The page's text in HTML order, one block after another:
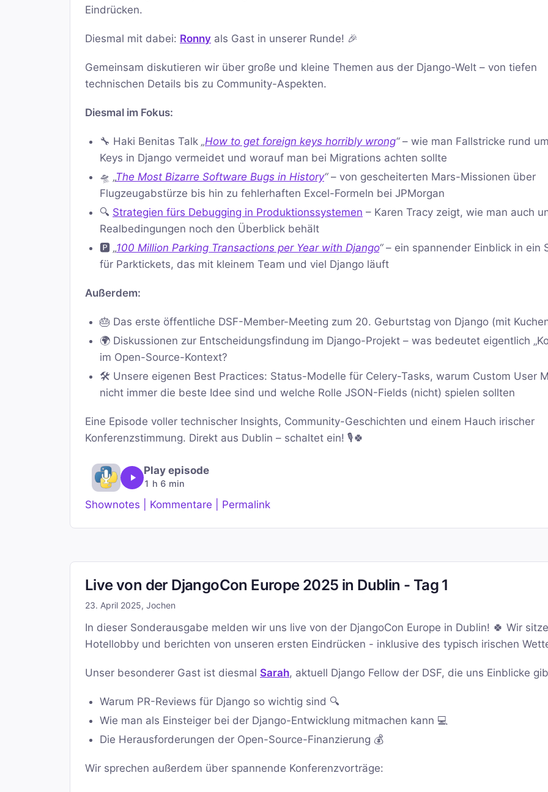
Eindrücken.
Diesmal mit dabei: Ronny als Gast in unserer Runde! 🎉
Gemeinsam diskutieren wir über große und kleine Themen aus der Django-Welt – von tiefen
technischen Details bis zu Community-Aspekten.
Diesmal im Fokus:
🔧 Haki Benitas Talk „How to get foreign keys horribly wrong“– wie man Fallstricke rund
Keys in Django vermeidet und worauf man bei Migrations achten sollte
🛸 „The Most Bizarre Software Bugs in History“– von gescheiterten Mars-Missionen über
Flugzeugabstürze bis hin zu fehlerhaften Excel-Formeln bei JPMorgan
🔍 Strategien fürs Debugging in Produktionssystemen – Karen Tracy zeigt, wie man auch
Realbedingungen noch den Überblick behält
🅿️ „100 Million Parking Transactions per Year with Django“– ein spannender Einblick in ein
für Parktickets, das mit kleinem Team und viel Django läuft
Außerdem:
🎂 Das erste öffentliche DSF-Member-Meeting zum 20. Geburtstag von Django (mit
🌍 Diskussionen zur Entscheidungsfindung im Django-Projekt – was bedeutet eigentlich
im Open-Source-Kontext?
🛠️ Unsere eigenen Best Practices: Status-Modelle für Celery-Tasks, warum Custom User
nicht immer die beste Idee sind und welche Rolle JSON-Fields (nicht) spielen sollten
Eine Episode voller technischer Insights, Community-Geschichten und einem Hauch irischer
Konferenzstimmung. Direkt aus Dublin – schaltet ein! 🎙️🍀
Play episode
1 h 6 min
Shownotes | Kommentare | Permalink
Live von der DjangoCon Europe 2025 in Dublin - Tag 1
23. April 2025, Jochen
In dieser Sonderausgabe melden wir uns live von der DjangoCon Europe in Dublin! 🍀 Wir
Hotellobby und berichten von unseren ersten Eindrücken - inklusive des typisch irischen
Unser besonderer Gast ist diesmal Sarah, aktuell Django Fellow der DSF, die uns Einblicke
Warum PR-Reviews für Django so wichtig sind 🔍
Wie man als Einsteiger bei der Django-Entwicklung mitmachen kann 💻
Die Herausforderungen der Open-Source-Finanzierung 💰
Wir sprechen außerdem über spannende Konferenzvorträge: